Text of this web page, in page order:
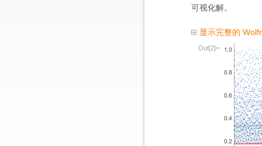
可视化解。
显示完整的
Out[2]=